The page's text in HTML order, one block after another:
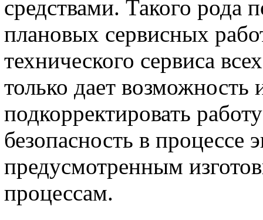
средствами. Такого рода
плановых сервисных
технического сервиса
только дает возможность
подкорректировать
безопасность в процессе
предусмотренным
процессам.